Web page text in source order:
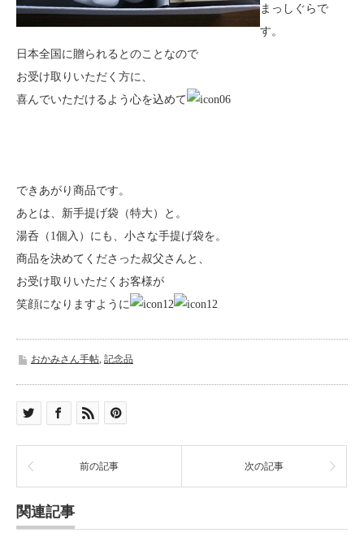
まっしぐらで
す。
日本全国に贈られるとのことなので
お受け取りいただく方に、
喜んでいただけるよう心を込めて
できあがり商品です。
あとは、新手提げ袋（特大）と。
湯呑（1個入）にも、小さな手提げ袋を。
商品を決めてくださった叔父さんと、
お受け取りいただくお客様が
笑顔になりますように
おかみさん手帖, 記念品
前の記事 次の記事
関連記事